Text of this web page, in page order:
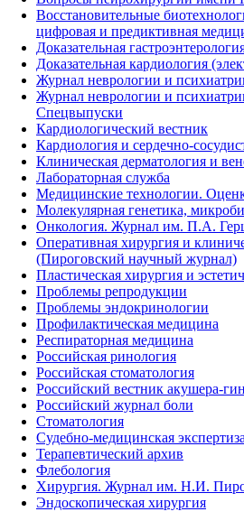
Восстановительные
цифровая и предиктивная
Доказательная
Доказательная кардиология
Журнал неврологии и
Журнал неврологии и
Спецвыпуски
Кардиологический вестник
Кардиология и сердечно-
Клиническая дерматология и
Лабораторная служба
Медицинские технологии.
Молекулярная генетика,
Онкология. Журнал им. П.А.
Оперативная хирургия и
(Пироговский научный журнал)
Пластическая хирургия и
Проблемы репродукции
Проблемы эндокринологии
Профилактическая медицина
Респираторная медицина
Российская ринология
Российская стоматология
Российский вестник акушера-
Российский журнал боли
Стоматология
Судебно-медицинская экспертиза
Терапевтический архив
Флебология
Хирургия. Журнал им. Н.И.
Эндоскопическая хирургия